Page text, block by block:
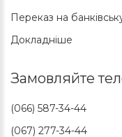
Переказ на
Докладніше
Замовляйте
(066) 587-34-44
(067) 277-34-44